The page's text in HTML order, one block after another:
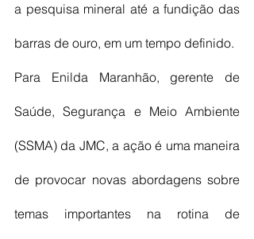
a pesquisa mineral até a fundição das
barras de ouro, em um tempo definido.
Para Enilda Maranhão, gerente de
Saúde, Segurança e Meio Ambiente
(SSMA) da JMC, a ação é uma maneira
de provocar novas abordagens sobre
temas importantes na rotina de